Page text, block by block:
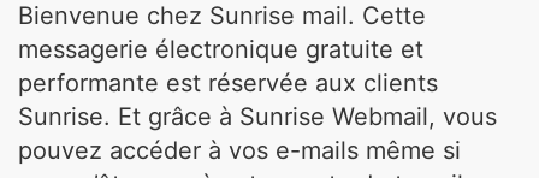
Bienvenue chez Sunrise mail. Cette
messagerie électronique gratuite et
performante est réservée aux clients
Sunrise. Et grâce à Sunrise Webmail, vous
pouvez accéder à vos e-mails même si